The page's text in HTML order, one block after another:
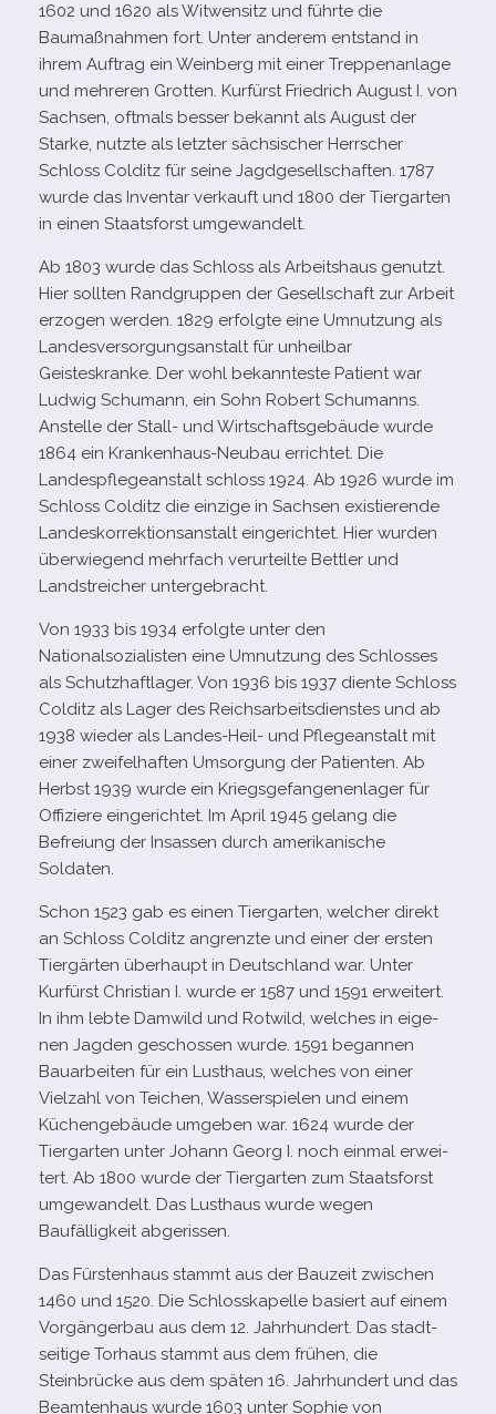
1602 und 1620 als Witwensitz und führte die
Baumaßnahmen fort. Unter ande­rem ent­stand in
ihrem Auftrag ein Weinberg mit einer Treppenanlage
und meh­re­ren Grotten. Kurfürst Friedrich August I. von
Sachsen, oft­mals bes­ser bekannt als August der
Starke, nutzte als letz­ter säch­si­scher Herrscher
Schloss Colditz für seine Jagdgesellschaften. 1787
wurde das Inventar ver­kauft und 1800 der Tiergarten
in einen Staatsforst umgewandelt.
Ab 1803 wurde das Schloss als Arbeitshaus genutzt.
Hier soll­ten Randgruppen der Gesellschaft zur Arbeit
erzo­gen wer­den. 1829 erfolgte eine Umnutzung als
Landesversorgungsanstalt für unheil­bar
Geisteskranke. Der wohl bekann­teste Patient war
Ludwig Schumann, ein Sohn Robert Schumanns.
Anstelle der Stall- und Wirtschaftsgebäude wurde
1864 ein Krankenhaus-​Neubau errich­tet. Die
Landespflegeanstalt schloss 1924. Ab 1926 wurde im
Schloss Colditz die ein­zige in Sachsen exis­tie­rende
Landeskorrektionsanstalt ein­ge­rich­tet. Hier wur­den
über­wie­gend mehr­fach ver­ur­teilte Bettler und
Landstreicher untergebracht.
Von 1933 bis 1934 erfolgte unter den
Nationalsozialisten eine Umnutzung des Schlosses
als Schutzhaftlager. Von 1936 bis 1937 diente Schloss
Colditz als Lager des Reichsarbeitsdienstes und ab
1938 wie­der als Landes-​Heil- und Pflegeanstalt mit
einer zwei­fel­haf­ten Umsorgung der Patienten. Ab
Herbst 1939 wurde ein Kriegsgefangenenlager für
Offiziere ein­ge­rich­tet. Im April 1945 gelang die
Befreiung der Insassen durch ame­ri­ka­ni­sche
Soldaten.
Schon 1523 gab es einen Tiergarten, wel­cher direkt
an Schloss Colditz angrenzte und einer der ers­ten
Tiergärten über­haupt in Deutschland war. Unter
Kurfürst Christian I. wurde er 1587 und 1591 erwei­tert.
In ihm lebte Damwild und Rotwild, wel­ches in eige­
nen Jagden geschos­sen wurde. 1591 began­nen
Bauarbeiten für ein Lusthaus, wel­ches von einer
Vielzahl von Teichen, Wasserspielen und einem
Küchengebäude umge­ben war. 1624 wurde der
Tiergarten unter Johann Georg I. noch ein­mal erwei­
tert. Ab 1800 wurde der Tiergarten zum Staatsforst
umge­wan­delt. Das Lusthaus wurde wegen
Baufälligkeit abgerissen.
Das Fürstenhaus stammt aus der Bauzeit zwi­schen
1460 und 1520. Die Schlosskapelle basiert auf einem
Vorgängerbau aus dem 12. Jahrhundert. Das stadt­
sei­tige Torhaus stammt aus dem frü­hen, die
Steinbrücke aus dem spä­ten 16. Jahrhundert und das
Beamtenhaus wurde 1603 unter Sophie von